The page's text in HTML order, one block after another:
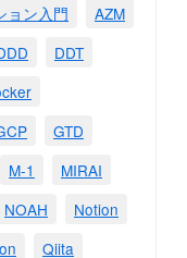
ョン入門
AZM
DDT
GTD
M-1
MIRAI
NOAH
Notion
Qiita